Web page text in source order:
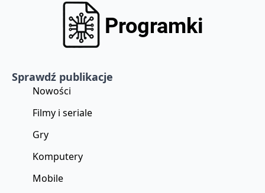
Sprawdź publikacje
Nowości
Filmy i seriale
Gry
Komputery
Mobile